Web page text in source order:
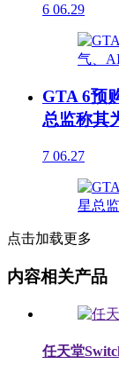
6 06.29
GTA 6预
总监称其
7 06.27
点击加载更多
内容相关产品
任天堂